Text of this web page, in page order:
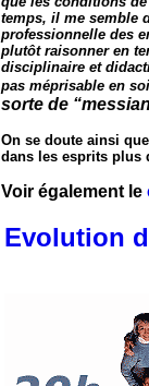
temps, il me semble
professionnelle des
plutôt raisonner en
disciplinaire et
pas méprisable en
sorte de
On se doute ainsi
dans les esprits plus
Voir également le
Evolution